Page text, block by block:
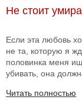
Не стоит
Если эта любовь
не та, которую я
половинка меня
убивать, она
Читать полностью